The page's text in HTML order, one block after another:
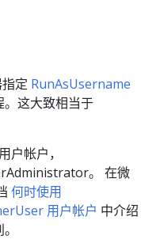
定 RunAsUsername
。这大致相当于
户帐户，
。 在微
何时使用
用户帐户 中介绍